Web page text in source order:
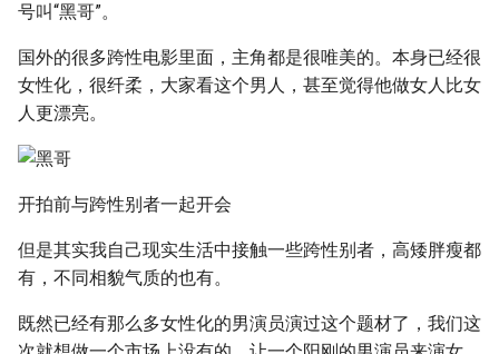
号叫“黑哥”。
国外的很多跨性电影里面，主角都是很唯美的。本身已经很
女性化，很纤柔，大家看这个男人，甚至觉得他做女人比女
人更漂亮。
开拍前与跨性别者一起开会
但是其实我自己现实生活中接触一些跨性别者，高矮胖瘦都
有，不同相貌气质的也有。
既然已经有那么多女性化的男演员演过这个题材了，我们这